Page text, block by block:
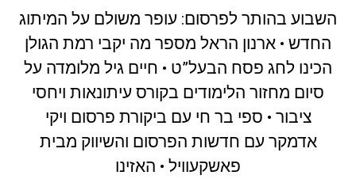
השבוע בהותר לפרסום: עופר משולם על המיתוג
החדש • ארנון הראל מספר מה יקבי רמת הגולן
הכינו לחג פסח הבעל”ט • חיים גיל מלומדה על
סיום מחזור הלימודים בקורס עיתונאות ויחסי
ציבור • ספי בר חי עם ביקורת פרסום ויקי
אדמקר עם חדשות הפרסום והשיווק מבית
פאשקעוויל • האזינו